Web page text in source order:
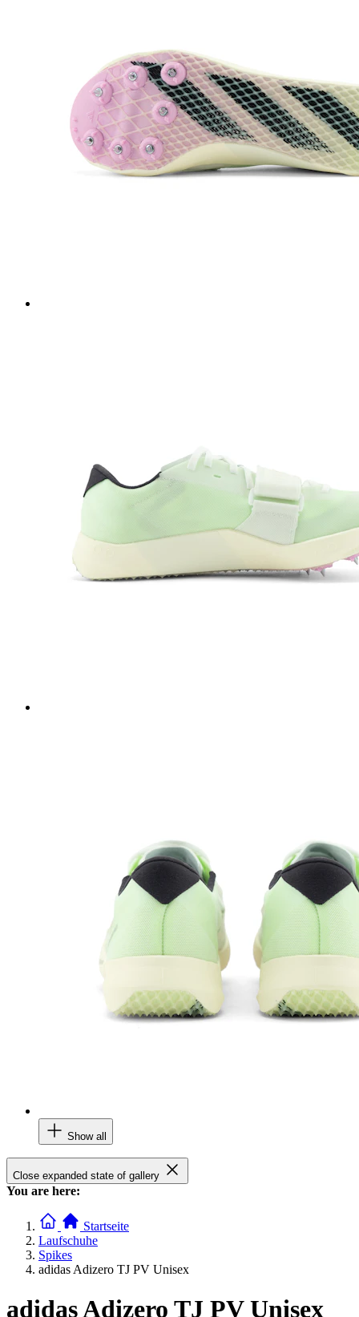
Show all
Close expanded state of gallery
You are here:
Startseite
Laufschuhe
Spikes
adidas Adizero TJ PV Unisex
adidas Adizero TJ PV Unisex